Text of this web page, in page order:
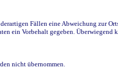
Fällen eine Abweichung zur
ein Vorbehalt gegeben. Überwiegend
nicht übernommen.